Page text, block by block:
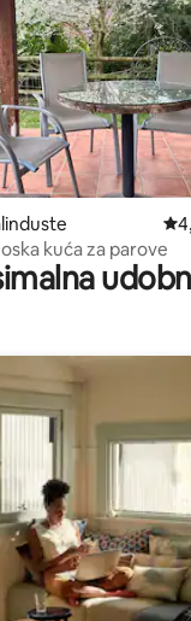
1.724
kuća za parove